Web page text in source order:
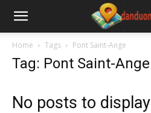
Home Tags Pont Saint-Ange
Tag: Pont Saint-Ange
No posts to display